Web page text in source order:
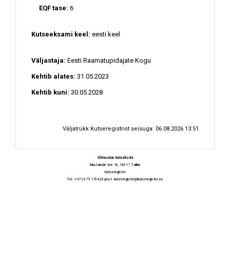
EQF tase: 6
Kutseeksami keel: eesti keel
Väljastaja: Eesti Raamatupidajate Kogu
Kehtib alates: 31.05.2023
Kehtib kuni: 30.05.2028
Väljatrükk Kutseregistrist seisuga: 06.08.2026 13:51
Sihtasutus Kutsekoda
Mustamäe tee 16, 10617 Tallinn
Kutseregister
Tel: +372 679 1704 | E-post: kutseregister@kutseregister.ee